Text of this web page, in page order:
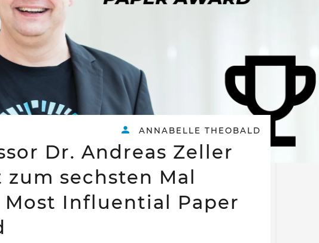
ANNABELLE THEOBALD
Dr. Andreas Zeller
sechsten Mal
Most Influential Paper